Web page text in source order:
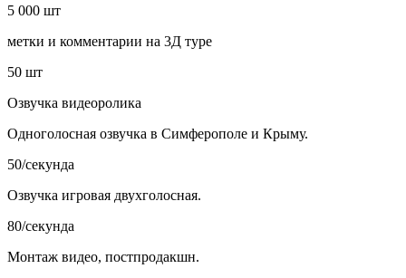
5 000 шт
метки и комментарии на 3Д туре
50 шт
Озвучка видеоролика
Одноголосная озвучка в Симферополе и Крыму.
50/секунда
Озвучка игровая двухголосная.
80/секунда
Монтаж видео, постпродакшн.